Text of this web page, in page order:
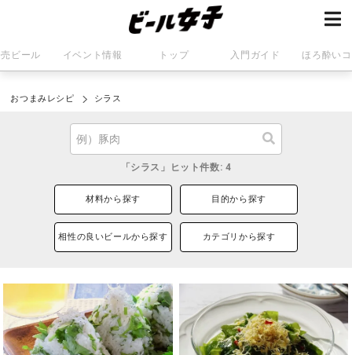
ビール イベント情報 トップ 入門ガイド ほろ酔い
おつまみレシピ シラス
「シラス」ヒット件数: 4
材料から探す 目的から探す
相性の良いビールから探す カテゴリから探す